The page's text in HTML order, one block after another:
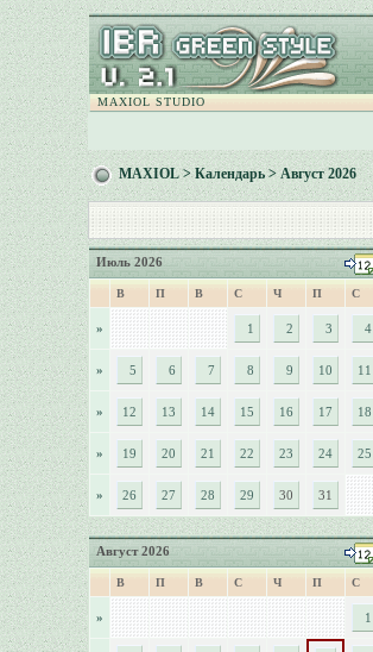
MAXIOL STUDIO
MAXIOL>Календарь> Август 2026
Июль 2026
В П В С Ч П С
» 1 2 3 4
» 5 6 7 8 9 10 11
» 12 13 14 15 16 17 18
» 19 20 21 22 23 24 25
» 26 27 28 29 30 31
Август 2026
В П В С Ч П С
» 1